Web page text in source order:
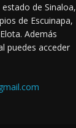
de Sinaloa,
de Escuinapa,
Además
puedes acceder